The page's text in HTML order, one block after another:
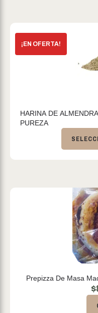
HARINA DE
PUREZA
Prepizza De Masa
$